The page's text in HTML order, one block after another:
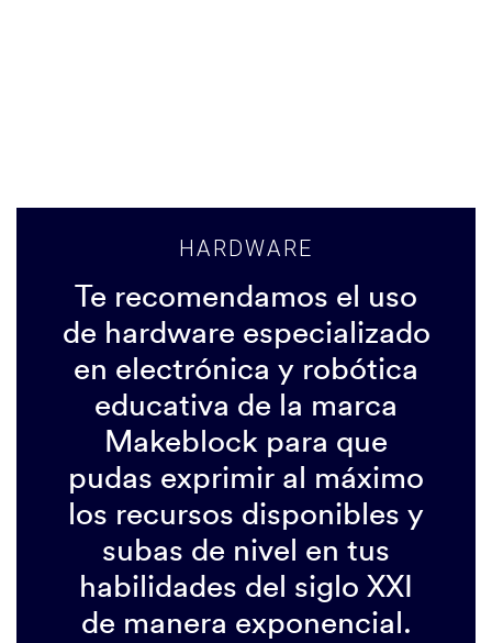
HARDWARE
Te recomendamos el uso
de hardware especializado
en electrónica y robótica
educativa de la marca
Makeblock para que
pudas exprimir al máximo
los recursos disponibles y
subas de nivel en tus
habilidades del siglo XXI
de manera exponencial.